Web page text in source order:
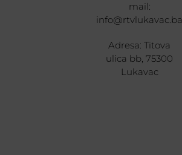
mail:
info@rtvlukavac.ba
Adresa: Titova
ulica bb, 75300
Lukavac